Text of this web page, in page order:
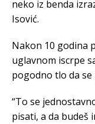
neko iz benda
Isović.
Nakon 10 godina
uglavnom iscrpe
pogodno tlo da se
“To se
pisati, a da budeš